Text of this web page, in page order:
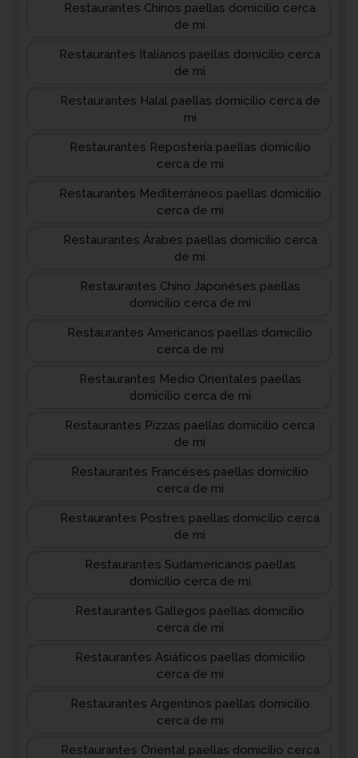
Restaurantes Chinos paellas domicilio cerca
de mi
Restaurantes Italianos paellas domicilio cerca
de mi
Restaurantes Halal paellas domicilio cerca de
mi
Restaurantes Repostería paellas domicilio
cerca de mi
Restaurantes Mediterráneos paellas domicilio
cerca de mi
Restaurantes Árabes paellas domicilio cerca
de mi
Restaurantes Chino Japonéses paellas
domicilio cerca de mi
Restaurantes Americanos paellas domicilio
cerca de mi
Restaurantes Medio Orientales paellas
domicilio cerca de mi
Restaurantes Pizzas paellas domicilio cerca
de mi
Restaurantes Francéses paellas domicilio
cerca de mi
Restaurantes Postres paellas domicilio cerca
de mi
Restaurantes Sudamericanos paellas
domicilio cerca de mi
Restaurantes Gallegos paellas domicilio
cerca de mi
Restaurantes Asiáticos paellas domicilio
cerca de mi
Restaurantes Argentinos paellas domicilio
cerca de mi
Restaurantes Oriental paellas domicilio cerca